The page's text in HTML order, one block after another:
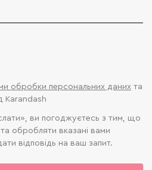
обробки персональних даних та
Karandash
ви погоджуєтесь з тим, що
обробляти вказані вами
відповідь на ваш запит.